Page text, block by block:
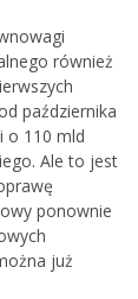
również
października
o 110 mld
Ale to jest
ponownie
już